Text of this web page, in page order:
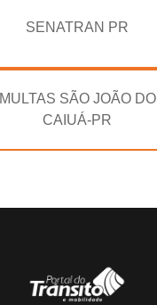
SENATRAN PR
MULTAS SÃO JOÃO DO
CAIUÁ-PR